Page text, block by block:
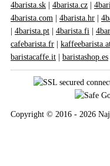
4barista.sk 4barista.cz
4barista.com
4barista.hr
4barista.pt 4barista.fi
cafebarista.fr
baristacaffe.it
baristashop.es
Copyright © 2016 - 2026